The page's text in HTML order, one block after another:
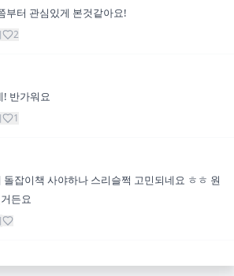
부터 관심있게 본것같아요!
2
! 반가워요
1
잡이책 사야하나 스리슬쩍 고민되네요 ㅎㅎ 원
든요